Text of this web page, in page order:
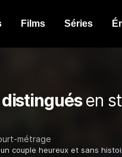
Films Séries
en
métrage
couple heureux et sans